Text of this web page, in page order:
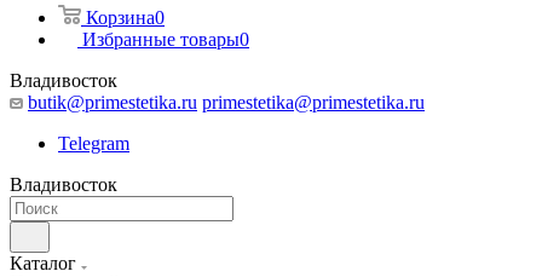
Корзина0
Избранные товары0
Владивосток
butik@primestetika.ru primestetika@primestetika.ru
Telegram
Владивосток
Каталог